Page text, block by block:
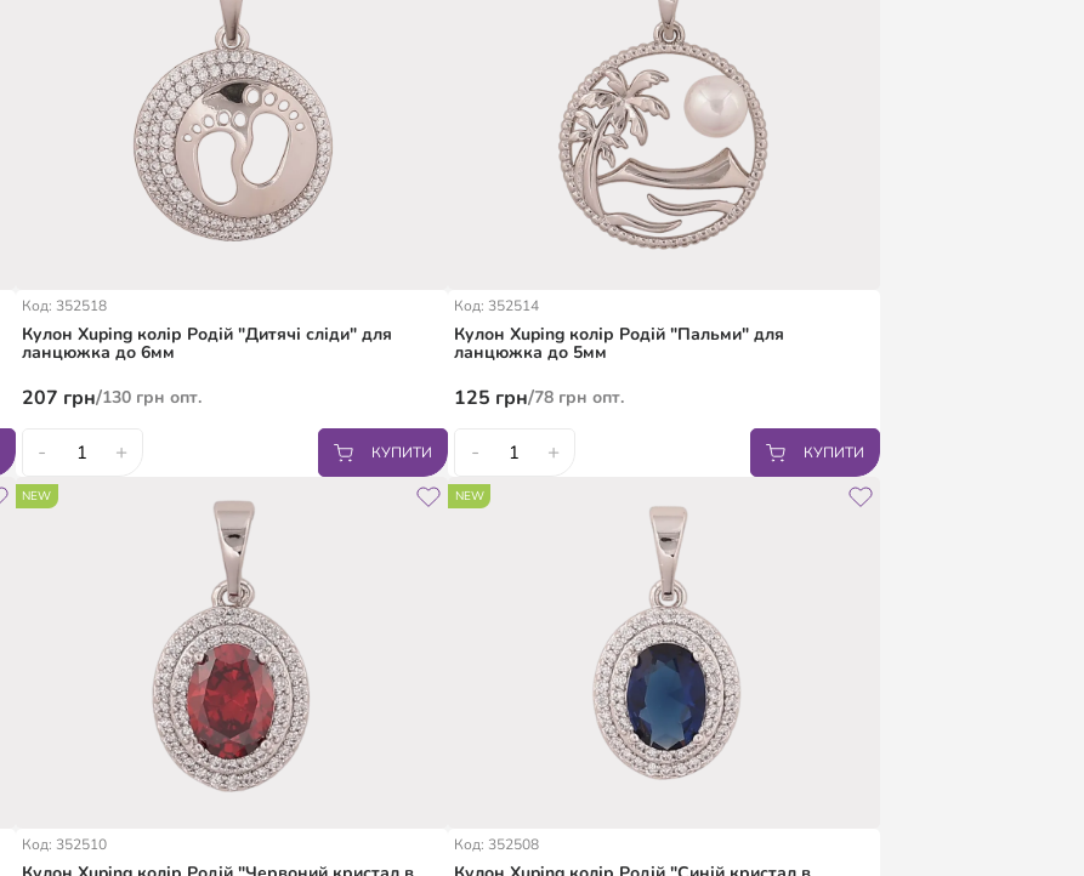
Код: 352518
Кулон Xuping колір Родій "Дитячі сліди" для
ланцюжка до 6мм
207 грн/130грн опт.
- + КУПИТИ
Код: 352514
Кулон Xuping колір Родій "Пальми" для
ланцюжка до 5мм
125 грн/78 грн опт.
- + КУПИТИ
NEW
Код: 352510
NEW
Код: 352508